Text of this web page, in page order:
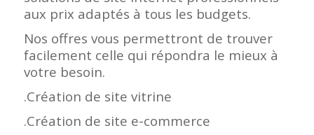
aux prix adaptés à tous les budgets.
Nos offres vous permettront de trouver
facilement celle qui répondra le mieux à
votre besoin.
.Création de site vitrine
.Création de site e-commerce